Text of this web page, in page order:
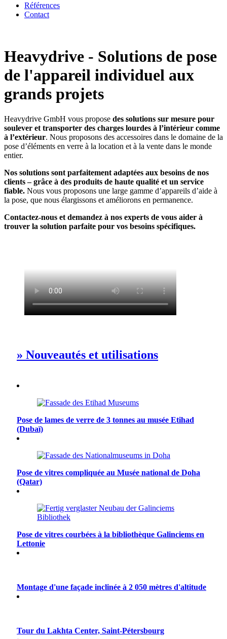
Références
Contact
Heavydrive - Solutions de pose
de l'appareil individuel aux
grands projets
Heavydrive GmbH vous propose des solutions sur mesure pour
soulever et transporter des charges lourdes à l’intérieur comme
à l’extérieur. Nous proposons des accessoires dans le domaine de la
pose d’éléments en verre à la location et à la vente dans le monde
entier.
Nos solutions sont parfaitement adaptées aux besoins de nos
clients – grâce à des produits de haute qualité et un service
fiable. Nous vous proposons une large gamme d’appareils d’aide à
la pose, que nous élargissons et améliorons en permanence.
Contactez-nous et demandez à nos experts de vous aider à
trouver la solution parfaite pour vos besoins spécifiques.
» Nouveautés et utilisations
Pose de lames de verre de 3 tonnes au musée Etihad
(Dubaï)
Pose de vitres compliquée au Musée national de Doha
(Qatar)
Pose de vitres courbées à la bibliothèque Galinciems en
Lettonie
Montage d'une façade inclinée à 2 050 mètres d'altitude
Tour du Lakhta Center, Saint-Pétersbourg